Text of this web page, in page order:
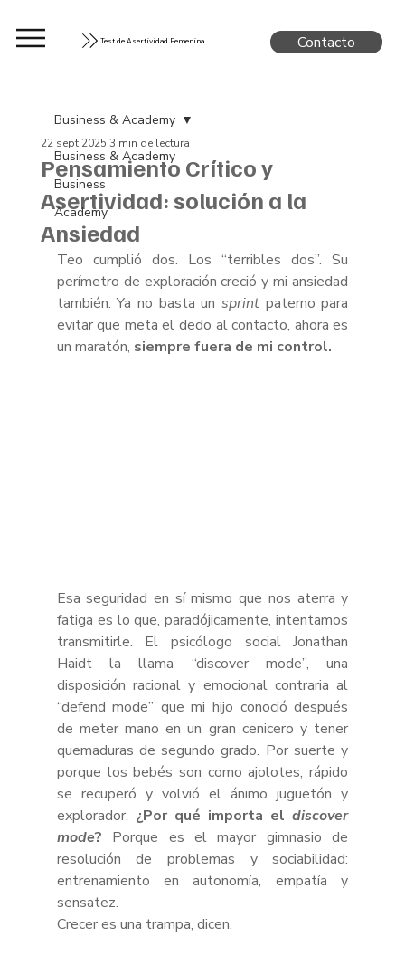
Test de Asertividad Femenina Contacto
Business & Academy
Business
Academy
Business & Academy
Pensamiento Crítico y
Asertividad: solución a la
Ansiedad
22 sept 2025 3 min de lectura
Teo cumplió dos. Los “terribles dos”. Su
perímetro de exploración creció y mi ansiedad
también. Ya no basta un sprint paterno para
evitar que meta el dedo al contacto, ahora es
un maratón, siempre fuera de mi control.
Esa seguridad en sí mismo que nos aterra y
fatiga es lo que, paradójicamente, intentamos
transmitirle. El psicólogo social Jonathan
Haidt la llama “discover mode”, una
disposición racional y emocional contraria al
“defend mode” que mi hijo conoció después
de meter mano en un gran cenicero y tener
quemaduras de segundo grado. Por suerte y
porque los bebés son como ajolotes, rápido
se recuperó y volvió el ánimo juguetón y
explorador. ¿Por qué importa el discover
mode? Porque es el mayor gimnasio de
resolución de problemas y sociabilidad:
entrenamiento en autonomía, empatía y
sensatez.
Crecer es una trampa, dicen.